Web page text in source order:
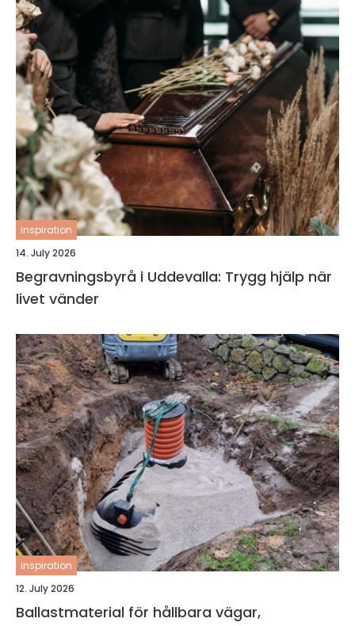
inspiration
14. July 2026
Begravningsbyrå i Uddevalla: Trygg hjälp när
livet vänder
inspiration
12. July 2026
Ballastmaterial för hållbara vägar,